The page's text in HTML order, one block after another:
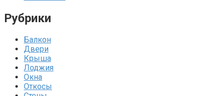
Рубрики
Балкон
Двери
Крыша
Лоджия
Окна
Откосы